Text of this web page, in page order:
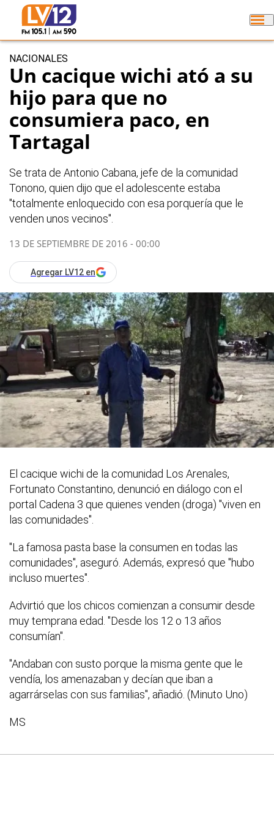
NACIONALES
Un cacique wichi ató a su
hijo para que no
consumiera paco, en
Tartagal
Se trata de Antonio Cabana, jefe de la comunidad
Tonono, quien dijo que el adolescente estaba
"totalmente enloquecido con esa porquería que le
venden unos vecinos".
13 DE SEPTIEMBRE DE 2016 - 00:00
Agregar LV12 en
El cacique wichi de la comunidad Los Arenales,
Fortunato Constantino, denunció en diálogo con el
portal Cadena 3 que quienes venden (droga) "viven en
las comunidades".
"La famosa pasta base la consumen en todas las
comunidades", aseguró. Además, expresó que "hubo
incluso muertes".
Advirtió que los chicos comienzan a consumir desde
muy temprana edad. "Desde los 12 o 13 años
consumían".
"Andaban con susto porque la misma gente que le
vendía, los amenazaban y decían que iban a
agarrárselas con sus familias", añadió. (Minuto Uno)
MS